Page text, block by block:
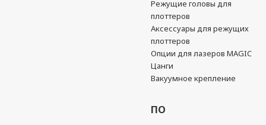
Режущие головы для
плоттеров
Аксессуары для режущих
плоттеров
Опции для лазеров MAGIC
Цанги
Вакуумное крепление
ПО